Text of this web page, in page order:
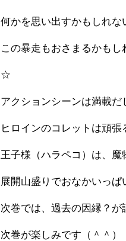
何かを思い出すかもしれな
この暴走もおさまるかもし
☆
アクションシーンは満載
ヒロインのコレットは頑張
王子様（ハラペコ）は、
展開山盛りでおなかいっぱ
次巻では、過去の因縁？
次巻が楽しみです（＾＾）